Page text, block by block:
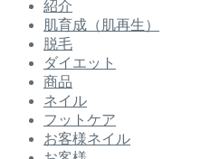
紹介
肌育成（肌再生）
脱毛
ダイエット
商品
ネイル
フットケア
お客様ネイル